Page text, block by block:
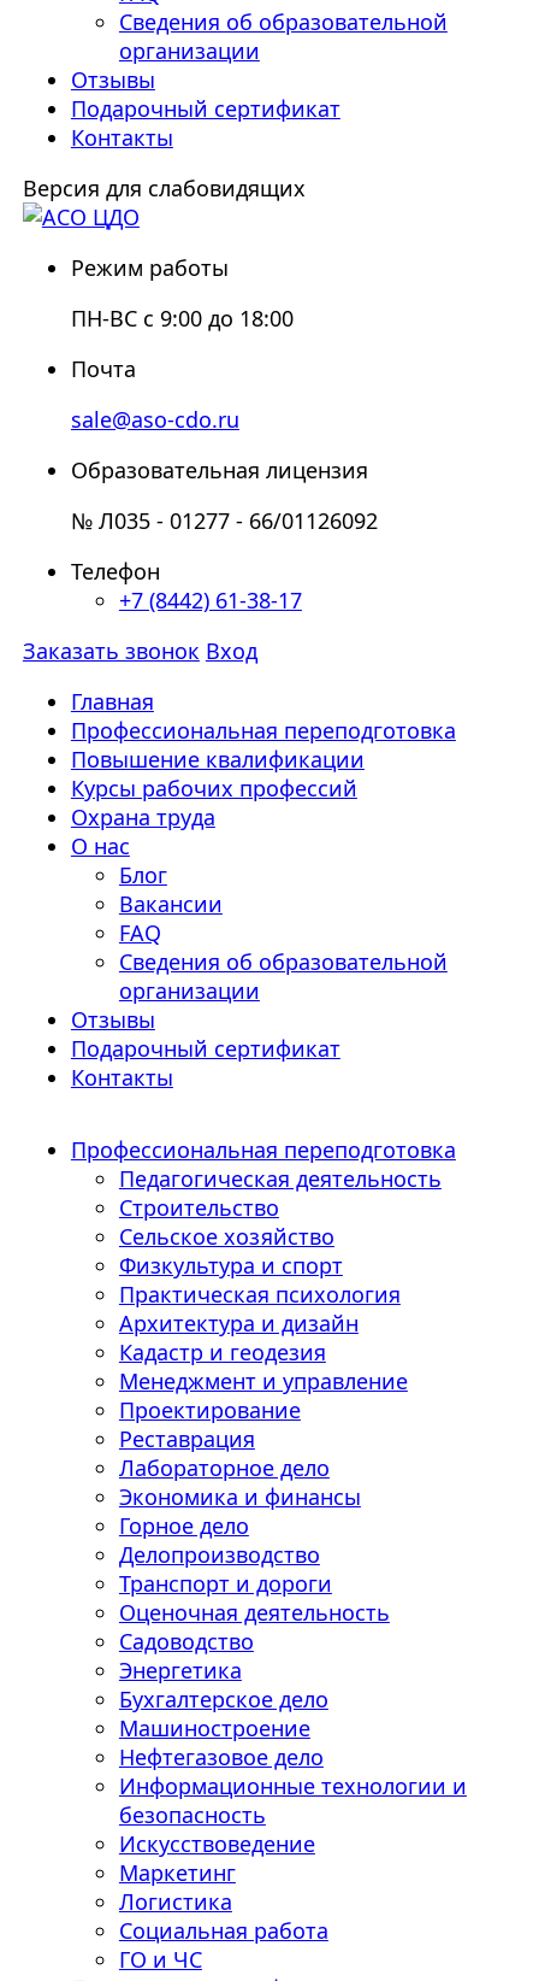
Сведения об образовательной
организации
Отзывы
Подарочный сертификат
Контакты
Версия для слабовидящих
Режим работы
ПН-ВС с 9:00 до 18:00
Почта
sale@aso-cdo.ru
Образовательная лицензия
№ Л035 - 01277 - 66/01126092
Телефон
+7 (8442) 61-38-17
Заказать звонок Вход
Главная
Профессиональная переподготовка
Повышение квалификации
Курсы рабочих профессий
Охрана труда
О нас
Блог
Вакансии
FAQ
Сведения об образовательной
организации
Отзывы
Подарочный сертификат
Контакты
Профессиональная переподготовка
Педагогическая деятельность
Строительство
Сельское хозяйство
Физкультура и спорт
Практическая психология
Архитектура и дизайн
Кадастр и геодезия
Менеджмент и управление
Проектирование
Реставрация
Лабораторное дело
Экономика и финансы
Горное дело
Делопроизводство
Транспорт и дороги
Оценочная деятельность
Садоводство
Энергетика
Бухгалтерское дело
Машиностроение
Нефтегазовое дело
Информационные технологии и
безопасность
Искусствоведение
Маркетинг
Логистика
Социальная работа
ГО и ЧС